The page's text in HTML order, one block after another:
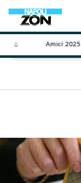
⌂ Amici 2025